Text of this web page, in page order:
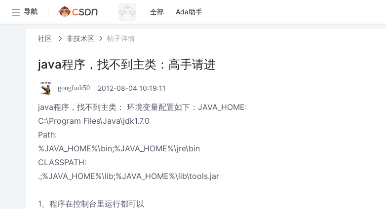
导航 全部 Ada助手
社区 非技术区 帖子详情
java程序，找不到主类：高手请进
gongfudi50 2012-08-04 10:19:11
java程序，找不到主类： 环境变量配置如下：JAVA_HOME:
C:\Program Files\Java\jdk1.7.0
Path:
%JAVA_HOME%\bin;%JAVA_HOME%\jre\bin
CLASSPATH:
.;%JAVA_HOME%\lib;%JAVA_HOME%\lib\tools.jar
1、程序在控制台里运行都可以